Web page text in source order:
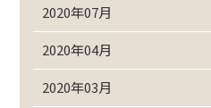
2020年07月
2020年04月
2020年03月